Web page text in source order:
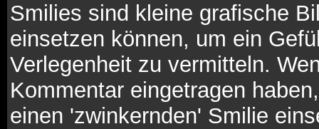
Smilies sind kleine grafische
einsetzen können, um ein
Verlegenheit zu vermitteln.
Kommentar eingetragen
einen 'zwinkernden' Smilie